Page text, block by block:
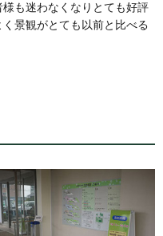
も迷わなくなりとても好評
景観がとても以前と比べる